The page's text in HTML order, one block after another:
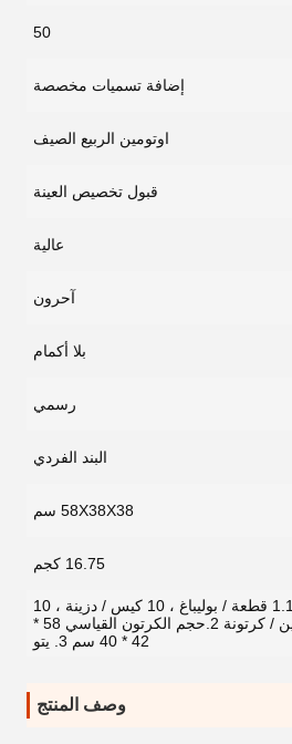
50
إضافة تسميات مخصصة
اوتومين الربيع الصيف
قبول تخصيص العينة
عالية
آحرون
بلا أكمام
رسمي
البند الفردي
58X38X38 سم
16.75 كجم
1.1 قطعة / بوليباغ ، 10 كيس / دزينة ، 10
دوزين / كرتونة 2.حجم الكرتون القياسي 58 *
42 * 40 سم 3. يتو
وصف المنتج